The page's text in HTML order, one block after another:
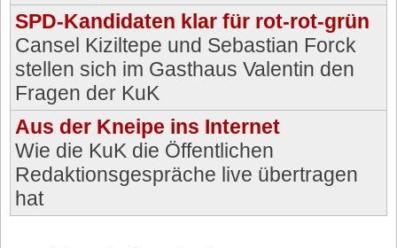
SPD-Kandidaten klar für rot-rot-grün
Cansel Kiziltepe und Sebastian Forck
stellen sich im Gasthaus Valentin den
Fragen der KuK
Aus der Kneipe ins Internet
Wie die KuK die Öffentlichen
Redaktionsgespräche live übertragen
hat